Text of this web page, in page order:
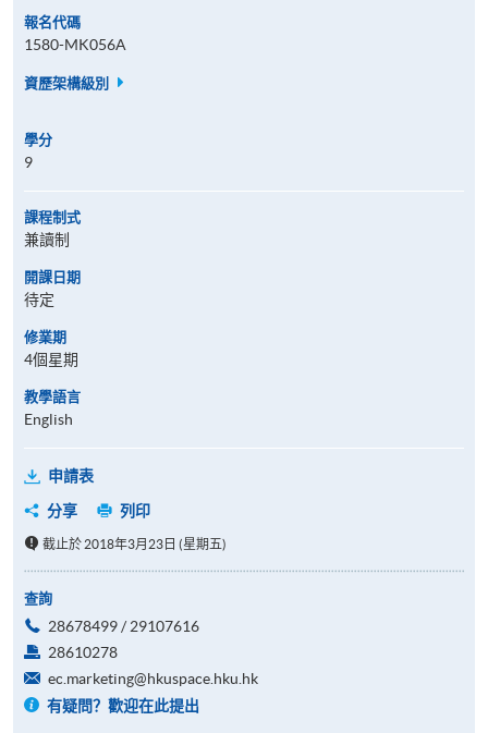
報名代碼
1580-MK056A
資歷架構級別
學分
9
課程制式
兼讀制
開課日期
待定
修業期
4個星期
教學語言
English
申請表
分享
列印
截止於 2018年3月23日 (星期五)
查詢
28678499 / 29107616
28610278
ec.marketing@hkuspace.hku.hk
有疑問？歡迎在此提出